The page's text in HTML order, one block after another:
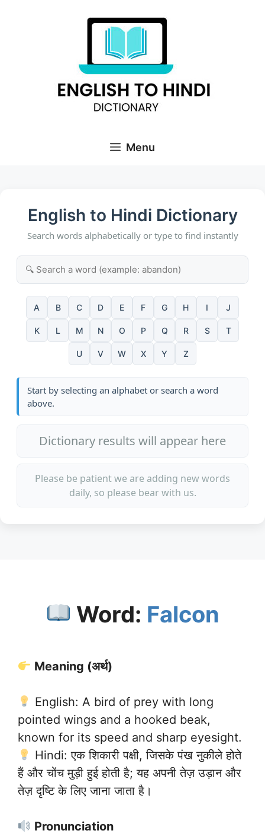
Menu
English to Hindi Dictionary
Search words alphabetically or type to find instantly
A B C D E F G H I J
K L M N O P Q R S T
U V W X Y Z
Start by selecting an alphabet or search a word
above.
Dictionary results will appear here
Please be patient we are adding new words
daily, so please bear with us.
Word: Falcon
Meaning (अर्थ)
English: A bird of prey with long
pointed wings and a hooked beak,
known for its speed and sharp eyesight.
Hindi: एक शिकारी पक्षी, जिसके पंख नुकीले होते
हैं और चोंच मुड़ी हुई होती है; यह अपनी तेज़ उड़ान और
तेज़ दृष्टि के लिए जाना जाता है।
Pronunciation